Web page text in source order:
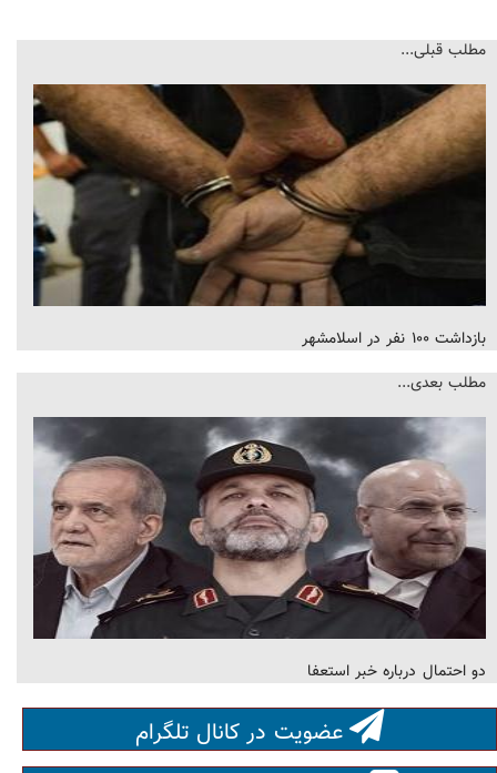
مطلب قبلی...
بازداشت ۱۰۰ نفر در اسلامشهر
مطلب بعدی...
دو احتمال درباره خبر استعفا
عضویت در کانال تلگرام